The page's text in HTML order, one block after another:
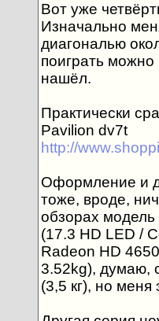
Вот уже
Изначально
диагональю
поиграть
нашёл.
Практически
Pavilion dv7t
http://
Оформление и
тоже, вроде,
обзорах
(17.3 HD LED /
Radeon HD
3.52kg), думаю,
(3,5 кг), но